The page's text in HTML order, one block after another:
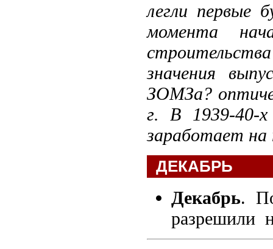
легли первые
момента
значения
ЗОМЗа?
г. В 1939-40-
заработает
ДЕКАБРЬ
Декабрь.
разрешили